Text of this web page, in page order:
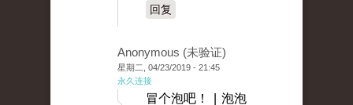
回复
Anonymous (未验证)
星期二, 04/23/2019 - 21:45
永久连接
冒个泡吧！ | 泡泡